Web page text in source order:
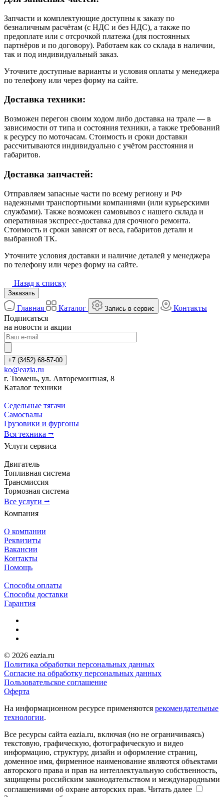
Запчасти и комплектующие доступны к заказу по
безналичным расчётам (с НДС и без НДС), а также по
предоплате или с отсрочкой платежа (для постоянных
партнёров и по договору). Работаем как со склада в наличии,
так и под индивидуальный заказ.
Уточните доступные варианты и условия оплаты у менеджера
по телефону или через форму на сайте.
Доставка техники:
Возможен перегон своим ходом либо доставка на трале — в
зависимости от типа и состояния техники, а также требований
к ресурсу по моточасам. Стоимость и сроки доставки
рассчитываются индивидуально с учётом расстояния и
габаритов.
Доставка запчастей:
Отправляем запасные части по всему региону и РФ
надежными транспортными компаниями (или курьерскими
службами). Также возможен самовывоз с нашего склада и
оперативная экспресс-доставка для срочного ремонта.
Стоимость и сроки зависят от веса, габаритов детали и
выбранной ТК.
Уточните условия доставки и наличие деталей у менеджера
по телефону или через форму на сайте.
Назад к списку
Заказать
Главная Каталог Запись в сервис
Контакты
Подписаться
на новости и акции
+7 (3452) 68-57-00
ko@eazia.ru
г. Тюмень, ул. Авторемонтная, 8
Каталог техники
Седельные тягачи
Самосвалы
Грузовики и фургоны
Вся техника ⭢
Услуги сервиса
Двигатель
Топливная система
Трансмиссия
Тормозная система
Все услуги ⭢
Компания
О компании
Реквизиты
Вакансии
Контакты
Помощь
Способы оплаты
Способы доставки
Гарантия
© 2026 eazia.ru
Политика обработки персональных данных
Согласие на обработку персональных данных
Пользовательское соглашение
Оферта
На информационном ресурсе применяются рекомендательные
технологии.
Все ресурсы сайта eazia.ru, включая (но не ограничиваясь)
текстовую, графическую, фотографическую и видео
информацию, структуру, дизайн и оформление страниц,
доменное имя, фирменное наименование являются объектами
авторского права и прав на интеллектуальную собственность,
защищены российским законодательством и международными
соглашениями об охране авторских прав. Читать далее